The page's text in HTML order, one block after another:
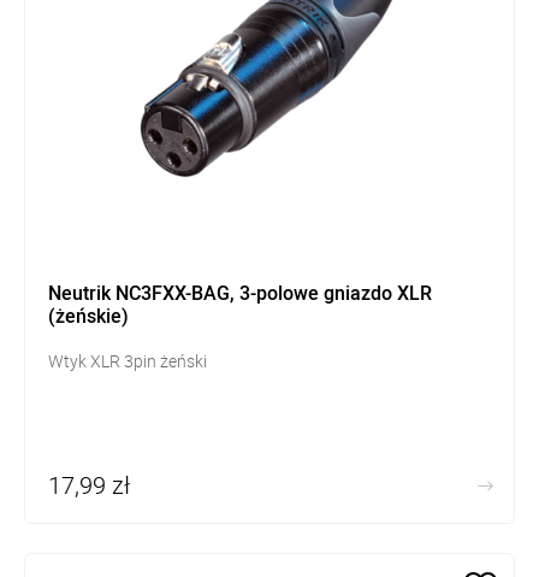
Neutrik NC3FXX-BAG, 3-polowe gniazdo XLR
(żeńskie)
Wtyk XLR 3pin żeński
17,99 zł